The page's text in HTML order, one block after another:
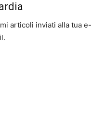
articoli inviati alla tua e-